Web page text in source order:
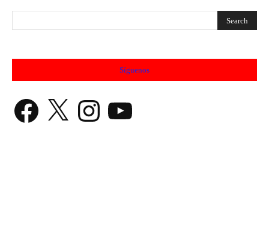
Síguenos
Facebook X Instagram